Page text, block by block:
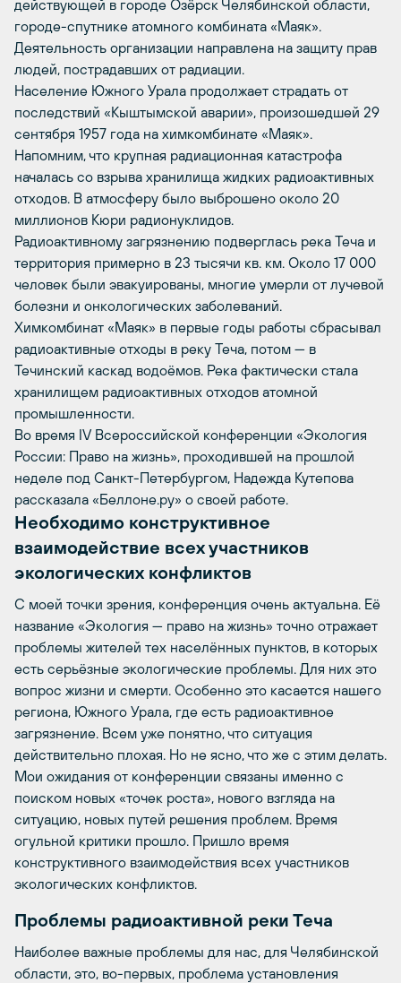
действующей в городе Озёрск Челябинской области,
городе-спутнике атомного комбината «Маяк».
Деятельность организации направлена на защиту прав
людей, пострадавших от радиации.
Население Южного Урала продолжает страдать от
последствий «Кыштымской аварии», произошедшей 29
сентября 1957 года на химкомбинате «Маяк».
Напомним, что крупная радиационная катастрофа
началась со взрыва хранилища жидких радиоактивных
отходов. В атмосферу было выброшено около 20
миллионов Кюри радионуклидов.
Радиоактивному загрязнению подверглась река Теча и
территория примерно в 23 тысячи кв. км. Около 17 000
человек были эвакуированы, многие умерли от лучевой
болезни и онкологических заболеваний.
Химкомбинат «Маяк» в первые годы работы сбрасывал
радиоактивные отходы в реку Теча, потом — в
Течинский каскад водоёмов. Река фактически стала
хранилищем радиоактивных отходов атомной
промышленности.
Во время IV Всероссийской конференции «Экология
России: Право на жизнь», проходившей на прошлой
неделе под Санкт-Петербургом, Надежда Кутепова
рассказала «Беллоне.ру» о своей работе.
Необходимо конструктивное
взаимодействие всех участников
экологических конфликтов
С моей точки зрения, конференция очень актуальна. Её
название «Экология — право на жизнь» точно отражает
проблемы жителей тех населённых пунктов, в которых
есть серьёзные экологические проблемы. Для них это
вопрос жизни и смерти. Особенно это касается нашего
региона, Южного Урала, где есть радиоактивное
загрязнение. Всем уже понятно, что ситуация
действительно плохая. Но не ясно, что же с этим делать.
Мои ожидания от конференции связаны именно с
поиском новых «точек роста», нового взгляда на
ситуацию, новых путей решения проблем. Время
огульной критики прошло. Пришло время
конструктивного взаимодействия всех участников
экологических конфликтов.
Проблемы радиоактивной реки Теча
Наиболее важные проблемы для нас, для Челябинской
области, это, во-первых, проблема установления